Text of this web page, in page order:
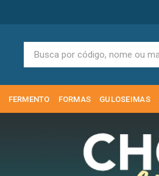
FERMENTO FORMAS GULOSEIMAS